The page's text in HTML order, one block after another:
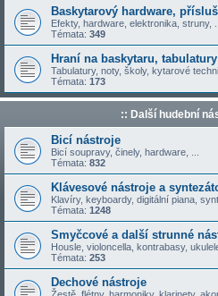
Baskytarový hardware,
Efekty, hardware, elektronika, struny, ...
Témata: 349
Hraní na baskytaru, tabulatury
Tabulatury, noty, školy, kytarové
Témata: 173
:: Další hudební
Bicí nástroje
Bicí soupravy, činely, hardware, ...
Témata: 832
Klávesové nástroje a
Klavíry, keyboardy, digitální piana,
Témata: 1248
Smyčcové a další strunné
Housle, violoncella, kontrabasy,
Témata: 253
Dechové nástroje